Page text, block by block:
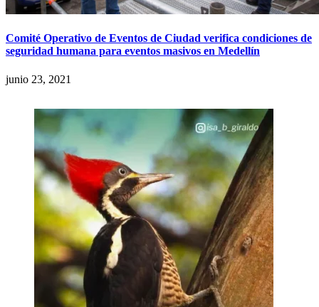
Comité Operativo de Eventos de Ciudad verifica condiciones de
seguridad humana para eventos masivos en Medellín
junio 23, 2021